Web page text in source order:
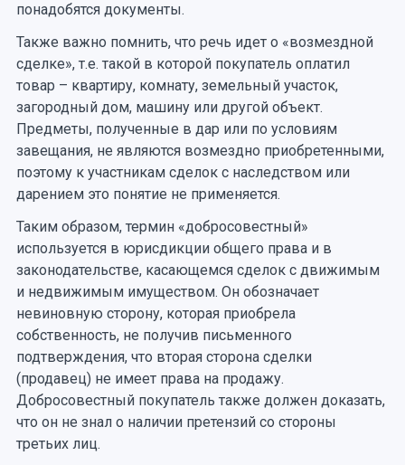
понадобятся документы.
Также важно помнить, что речь идет о «возмездной
сделке», т.е. такой в которой покупатель оплатил
товар – квартиру, комнату, земельный участок,
загородный дом, машину или другой объект.
Предметы, полученные в дар или по условиям
завещания, не являются возмездно приобретенными,
поэтому к участникам сделок с наследством или
дарением это понятие не применяется.
Таким образом, термин «добросовестный»
используется в юрисдикции общего права и в
законодательстве, касающемся сделок с движимым
и недвижимым имуществом. Он обозначает
невиновную сторону, которая приобрела
собственность, не получив письменного
подтверждения, что вторая сторона сделки
(продавец) не имеет права на продажу.
Добросовестный покупатель также должен доказать,
что он не знал о наличии претензий со стороны
третьих лиц.